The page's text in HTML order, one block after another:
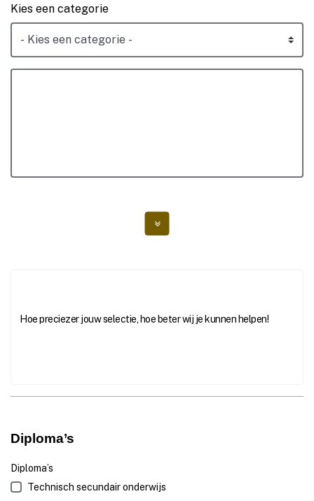
Kies een categorie
Toevoegen
Hoe preciezer jouw selectie, hoe beter wij je kunnen helpen!
Diploma’s
Diploma’s
Technisch secundair onderwijs